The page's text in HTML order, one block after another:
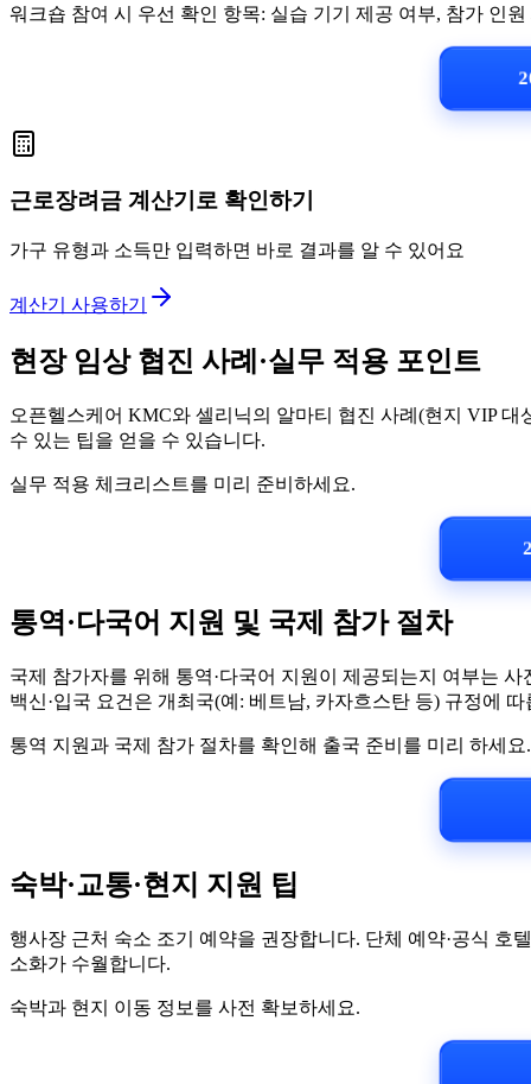
워크숍 참여 시 우선 확인 항목: 실습 기기 제공 여부, 참가 인
근로장려금 계산기로 확인하기
가구 유형과 소득만 입력하면 바로 결과를 알 수 있어요
계산기 사용하기
현장 임상 협진 사례·실무 적용 포인트
오픈헬스케어 KMC와 셀리닉의 알마티 협진 사례(현지 VIP
수 있는 팁을 얻을 수 있습니다.
실무 적용 체크리스트를 미리 준비하세요.
통역·다국어 지원 및 국제 참가 절차
국제 참가자를 위해 통역·다국어 지원이 제공되는지 여부는
백신·입국 요건은 개최국(예: 베트남, 카자흐스탄 등) 규정에 따
통역 지원과 국제 참가 절차를 확인해 출국 준비를 미리 하세요.
숙박·교통·현지 지원 팁
행사장 근처 숙소 조기 예약을 권장합니다. 단체 예약·공식
소화가 수월합니다.
숙박과 현지 이동 정보를 사전 확보하세요.